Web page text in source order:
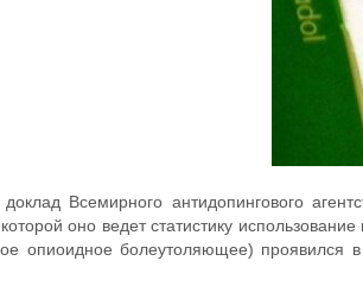
Всемирного антидопингового
оно ведет статистику
опиоидное болеутоляющее)